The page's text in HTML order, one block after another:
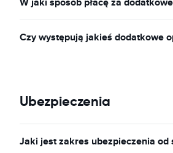
Czy występują jakieś dodatkowe
Ubezpieczenia
Jaki jest zakres ubezpieczenia